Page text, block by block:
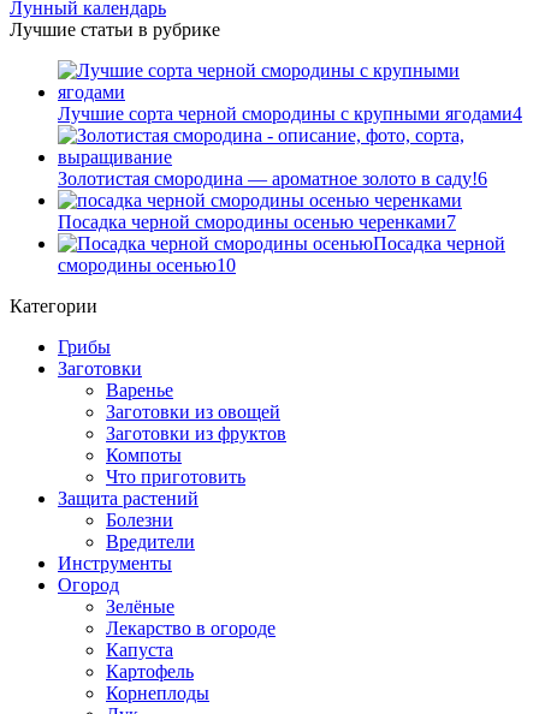
Лунный календарь
Лучшие статьи в рубрике
Лучшие сорта черной смородины с крупными ягодами4
Золотистая смородина — ароматное золото в саду!6
Посадка черной смородины осенью черенками7
Посадка черной
смородины осенью10
Категории
Грибы
Заготовки
Варенье
Заготовки из овощей
Заготовки из фруктов
Компоты
Что приготовить
Защита растений
Болезни
Вредители
Инструменты
Огород
Зелёные
Лекарство в огороде
Капуста
Картофель
Корнеплоды